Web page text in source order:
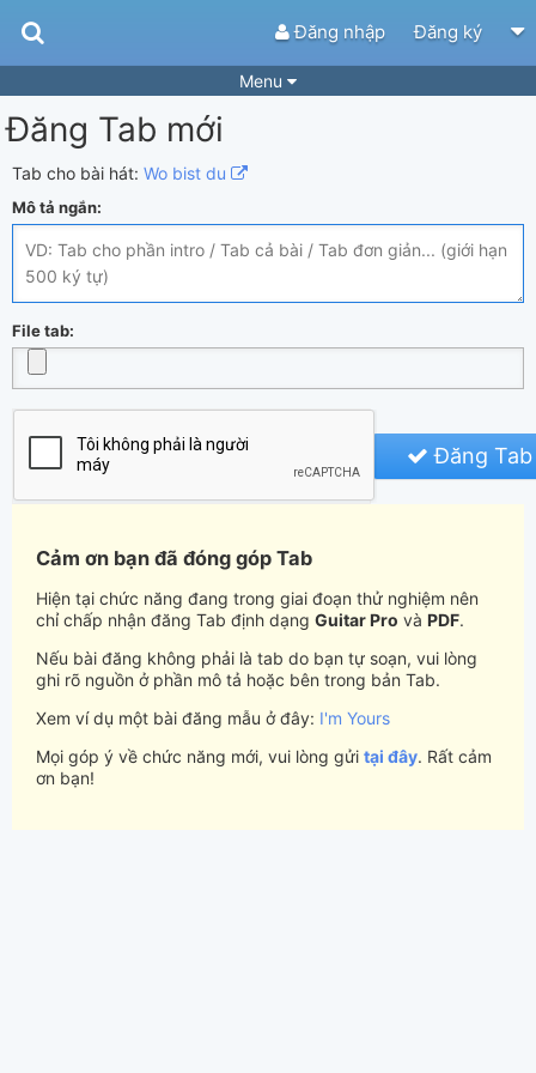
Đăng nhập Đăng ký
Menu
Bài hát
Playlist
Điệu bài hát
Tìm theo hợp âm Tải ứng dụng
Tắt quảng cáo
Đăng Tab mới
Tab cho bài hát: Wo bist du
Mô tả ngắn:
File tab:
Đăng
Cảm ơn bạn đã đóng góp Tab
Hiện tại chức năng đang trong giai đoạn thử nghiệm nên
chỉ chấp nhận đăng Tab định dạng Guitar Pro và PDF.
Nếu bài đăng không phải là tab do bạn tự soạn, vui lòng
ghi rõ nguồn ở phần mô tả hoặc bên trong bản Tab.
Xem ví dụ một bài đăng mẫu ở đây: I'm Yours
Mọi góp ý về chức năng mới, vui lòng gửi tại đây. Rất cảm
ơn bạn!